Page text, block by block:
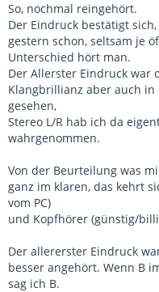
So, nochmal reingehört.
Der Eindruck bestätigt
gestern schon, seltsam je
Unterschied hört man.
Der Allerster Eindruck war
Klangbrillianz aber auch
gesehen,
Stereo L/R hab ich da
wahrgenommen.
Von der Beurteilung was
ganz im klaren, das kehrt
vom PC)
und Kopfhörer (günstig/
Der allererster Eindruck
besser angehört. Wenn B
sag ich B.